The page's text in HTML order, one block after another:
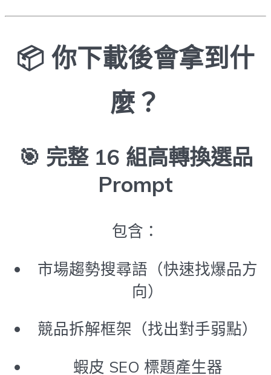
📦 你下載後會拿到什
麼？
🎯 完整 16 組高轉換選品
Prompt
包含：
市場趨勢搜尋語（快速找爆品方
向）
競品拆解框架（找出對手弱點）
蝦皮 SEO 標題產生器